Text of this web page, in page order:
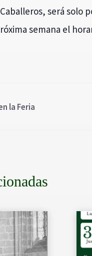
será solo
semana el
la Feria